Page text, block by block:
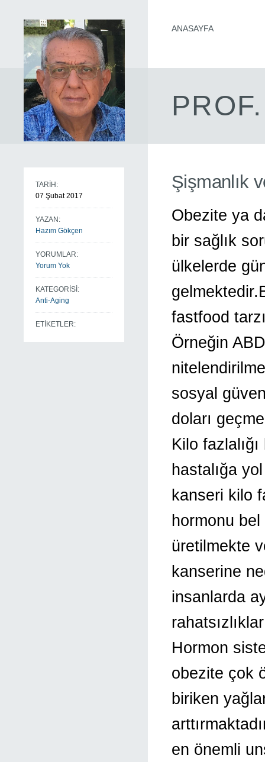
ANASAYFA
TARİH:
07 Şubat 2017
YAZAN:
Hazım Gökçen
YORUMLAR:
Yorum Yok
KATEGORİSİ:
Anti-Aging
ETİKETLER:
Şişmanlık
Obezite ya
bir sağlık
ülkelerde
fastfood
Örneğin
sosyal
doları
Kilo
hastalığa
kanseri kilo
hormonu
üretilmekte
kanserine
insanlarda
Hormon
obezite çok
biriken
en önemli